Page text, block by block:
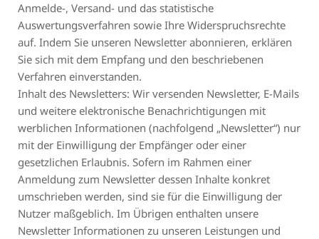
Anmelde-, Versand- und das statistische
Auswertungsverfahren sowie Ihre Widerspruchsrechte
auf. Indem Sie unseren Newsletter abonnieren, erklären
Sie sich mit dem Empfang und den beschriebenen
Verfahren einverstanden.
Inhalt des Newsletters: Wir versenden Newsletter, E-Mails
und weitere elektronische Benachrichtigungen mit
werblichen Informationen (nachfolgend „Newsletter“) nur
mit der Einwilligung der Empfänger oder einer
gesetzlichen Erlaubnis. Sofern im Rahmen einer
Anmeldung zum Newsletter dessen Inhalte konkret
umschrieben werden, sind sie für die Einwilligung der
Nutzer maßgeblich. Im Übrigen enthalten unsere
Newsletter Informationen zu unseren Leistungen und